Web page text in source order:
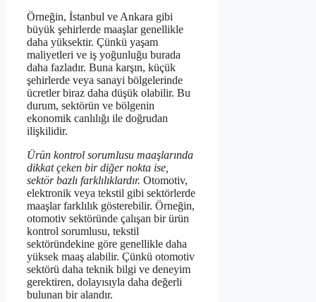
Örneğin, İstanbul ve Ankara gibi
büyük şehirlerde maaşlar genellikle
daha yüksektir. Çünkü yaşam
maliyetleri ve iş yoğunluğu burada
daha fazladır. Buna karşın, küçük
şehirlerde veya sanayi bölgelerinde
ücretler biraz daha düşük olabilir. Bu
durum, sektörün ve bölgenin
ekonomik canlılığı ile doğrudan
ilişkilidir.
Ürün kontrol sorumlusu maaşlarında
dikkat çeken bir diğer nokta ise,
sektör bazlı farklılıklardır. Otomotiv,
elektronik veya tekstil gibi sektörlerde
maaşlar farklılık gösterebilir. Örneğin,
otomotiv sektöründe çalışan bir ürün
kontrol sorumlusu, tekstil
sektöründekine göre genellikle daha
yüksek maaş alabilir. Çünkü otomotiv
sektörü daha teknik bilgi ve deneyim
gerektiren, dolayısıyla daha değerli
bulunan bir alandır.